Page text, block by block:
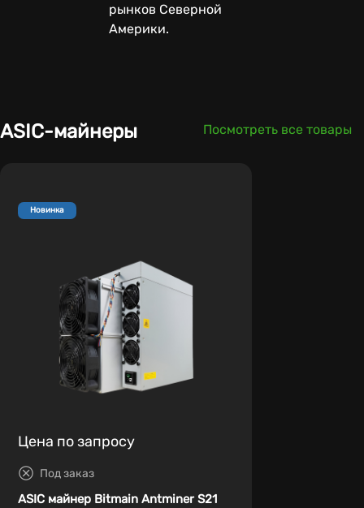
рынков Северной
Америки.
ASIC-майнеры Посмотреть все товары
Новинка
Цена по запросу
Под заказ
ASIC майнер Bitmain Antminer S21